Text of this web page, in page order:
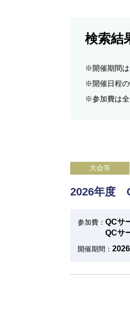
検索結
※開催期間は
※開催日程の
※参加費は全
大会等
2026年度
参加費： QCサ
QCサ
開催期間：